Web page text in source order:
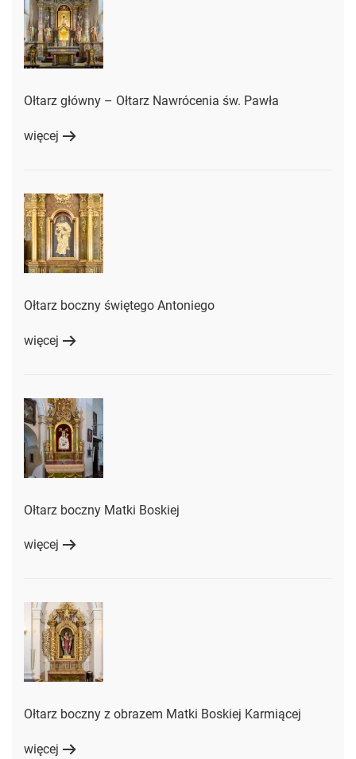
Ołtarz główny – Ołtarz Nawrócenia św. Pawła
więcej
Ołtarz boczny świętego Antoniego
więcej
Ołtarz boczny Matki Boskiej
więcej
Ołtarz boczny z obrazem Matki Boskiej Karmiącej
więcej